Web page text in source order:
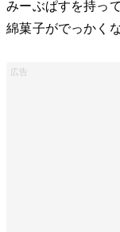
みーぶぱすを持って
綿菓子がでっかく